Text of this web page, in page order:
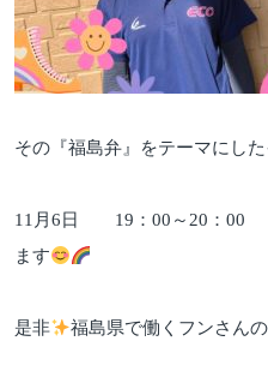
その『福島弁』をテーマにし
11月6日 19：00～20：
ます
是非 福島県で働くフンさん